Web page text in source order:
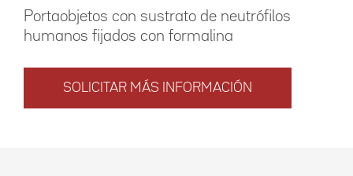
Portaobjetos con sustrato de neutrófilos
humanos fijados con formalina
SOLICITAR MÁS INFORMACIÓN